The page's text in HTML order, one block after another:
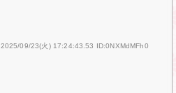
2025/09/23(火) 17:24:43.53 ID:0NXMdMFh0